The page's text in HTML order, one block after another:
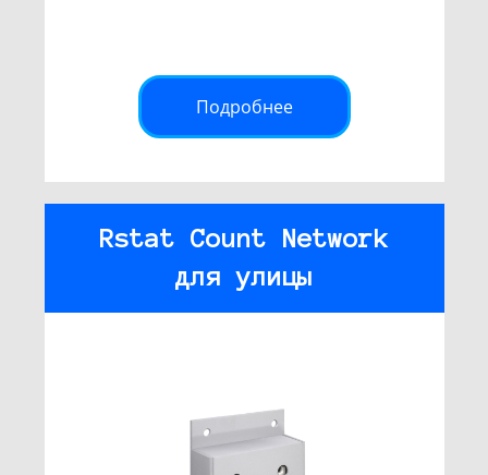
Подробнее
Rstat Count Network
для улицы